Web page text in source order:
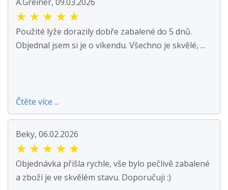
★ ★ ★ ★ ★
Použité lyže dorazily dobře zabalené do 5 dnů.
Objednal jsem si je o víkendu. Všechno je skvělé, ...
Čtěte více ...
Beky, 06.02.2026
★ ★ ★ ★ ★
Objednávka přišla rychle, vše bylo pečlivě zabalené
a zboží je ve skvělém stavu. Doporučuji :)